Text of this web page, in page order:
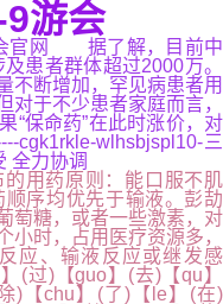
游会
会官网 据了解，目前中
患者群体超过2000万。
不断增加，罕见病患者用
对于不少患者家庭而言，
“保命药”在此时涨价，对
cgk1rkle-wlhsbjspl10-三
全力协调
用药原则：能口服不肌
序均优先于输液。彭劼
萄糖，或者一些激素，对
小时，占用医疗资源多，
应、输液反应或继发感
)【guo】(去)【qu】
)【chu】(了)【le】(在)